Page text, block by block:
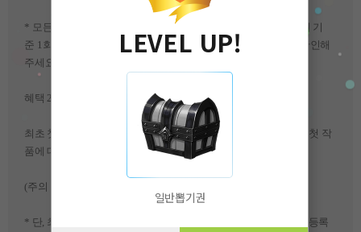
* 모든 작품 조회수당 원이 적립되며
조회수는 본인 인증 유저 기
준 1 회만 인정되어요 또한 에피소드 회차에만 인정되니까
꼭 확인해
주세요!!
혜택 2. 5,000원이 지급되어요
최초 첫 작품 등록 시 , 5,000원을 지급해요 ~하지만
최초 등록한 첫 작
품에 대해서 지급 된다는 점 확인해주세요!
(주의 사항)
* 단, 최초 등록한 첫 번째 작품에만 지급됩니다
만약 삭제 후 재 등록
LEVEL UP!
일반뽑기권